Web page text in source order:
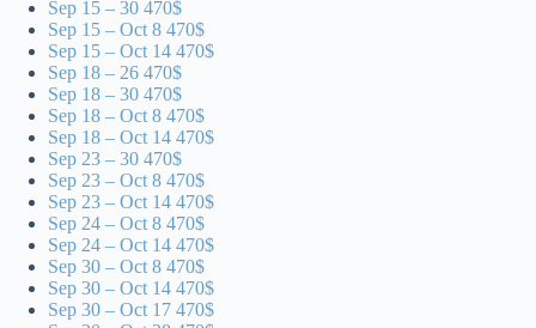
Sep 15 – 30 470$
Sep 15 – Oct 8 470$
Sep 15 – Oct 14 470$
Sep 18 – 26 470$
Sep 18 – 30 470$
Sep 18 – Oct 8 470$
Sep 18 – Oct 14 470$
Sep 23 – 30 470$
Sep 23 – Oct 8 470$
Sep 23 – Oct 14 470$
Sep 24 – Oct 8 470$
Sep 24 – Oct 14 470$
Sep 30 – Oct 8 470$
Sep 30 – Oct 14 470$
Sep 30 – Oct 17 470$